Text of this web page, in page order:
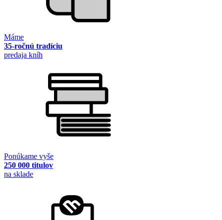
Máme
35-ročnú tradíciu
predaja kníh
Ponúkame vyše
250 000 titulov
na sklade